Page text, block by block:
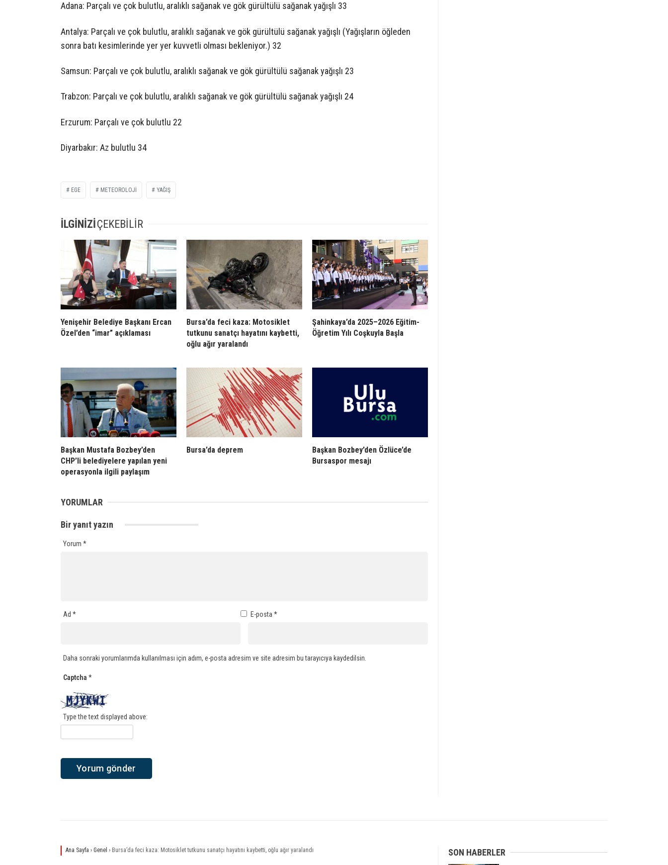
Adana: Parçalı ve çok bulutlu, aralıklı sağanak ve gök gürültülü sağanak yağışlı 33
Antalya: Parçalı ve çok bulutlu, aralıklı sağanak ve gök gürültülü sağanak yağışlı (Yağışların öğleden
sonra batı kesimlerinde yer yer kuvvetli olması bekleniyor.) 32
Samsun: Parçalı ve çok bulutlu, aralıklı sağanak ve gök gürültülü sağanak yağışlı 23
Trabzon: Parçalı ve çok bulutlu, aralıklı sağanak ve gök gürültülü sağanak yağışlı 24
Erzurum: Parçalı ve çok bulutlu 22
Diyarbakır: Az bulutlu 34
EGE METEOROLOJI YAĞIŞ
İLGİNİZİÇEKEBİLİR
Yenişehir Belediye Başkanı Ercan
Özel’den “imar” açıklaması
Bursa’da feci kaza: Motosiklet
tutkunu sanatçı hayatını kaybetti,
oğlu ağır yaralandı
Şahinkaya’da 2025–2026 Eğitim-
Öğretim Yılı Coşkuyla Başla
Başkan Mustafa Bozbey’den
CHP’li belediyelere yapılan yeni
operasyonla ilgili paylaşım
Bursa’da deprem
Başkan Bozbey’den Özlüce’de
Bursaspor mesajı
YORUMLAR
Bir yanıt yazın
Yorum *
Ad * E-posta *
Daha sonraki yorumlarımda kullanılması için adım, e-posta adresim ve site adresim bu tarayıcıya kaydedilsin.
Captcha *
Type the text displayed above:
Ana Sayfa › Genel › Bursa’da feci kaza: Motosiklet tutkunu sanatçı hayatını kaybetti, oğlu ağır yaralandı SON HABERLER